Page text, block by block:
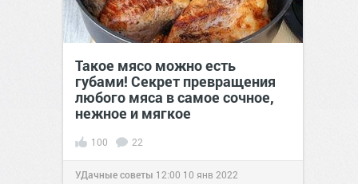
Такое мясо можно есть
губами! Секрет превращения
любого мяса в самое сочное,
нежное и мягкое
100 22
УДачные советы 12:00 10 янв 2022